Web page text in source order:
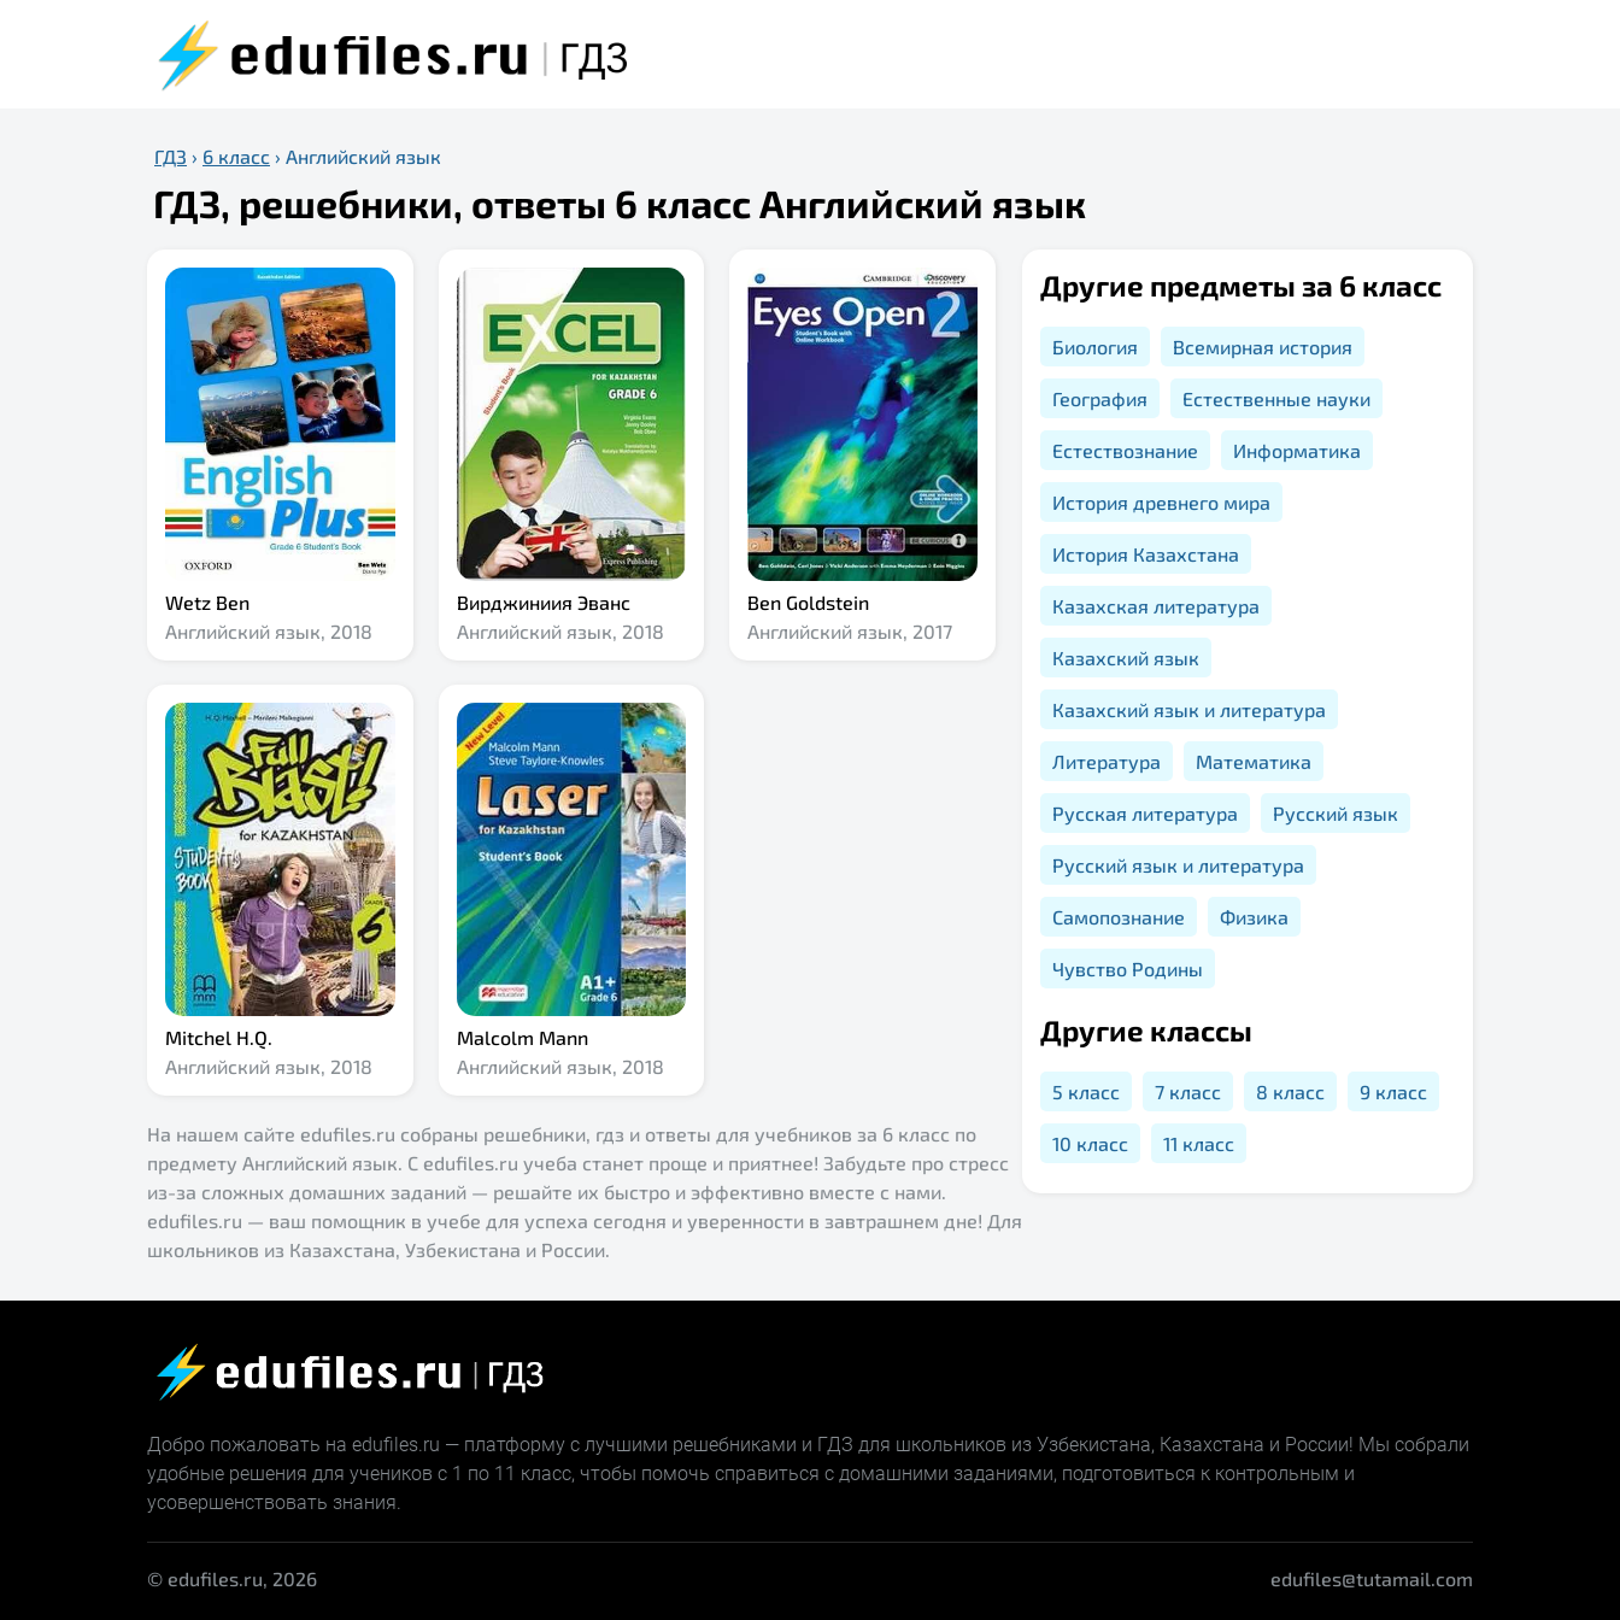
ГДЗ › 6 класс › Английский язык
ГДЗ, решебники, ответы 6 класс Английский язык
Wetz Ben
Английский язык, 2018
Вирджиниия Эванс
Английский язык, 2018
Ben Goldstein
Английский язык, 2017
Mitchel H.Q.
Английский язык, 2018
Malcolm Mann
Английский язык, 2018
На нашем сайте edufiles.ru собраны решебники, гдз и ответы для учебников за 6 класс по
предмету Английский язык. С edufiles.ru учеба станет проще и приятнее! Забудьте про стресс
из-за сложных домашних заданий — решайте их быстро и эффективно вместе с нами.
edufiles.ru — ваш помощник в учебе для успеха сегодня и уверенности в завтрашнем дне! Для
школьников из Казахстана, Узбекистана и России.
Другие предметы за 6 класс
Биология Всемирная история
География Естественные науки
Естествознание Информатика
История древнего мира
История Казахстана
Казахская литература
Казахский язык
Казахский язык и литература
Литература Математика
Русская литература Русский язык
Русский язык и литература
Самопознание Физика
Чувство Родины
Другие классы
5 класс 7 класс 8 класс 9 класс
10 класс 11 класс
Добро пожаловать на edufiles.ru — платформу с лучшими решебниками и ГДЗ для школьников из Узбекистана, Казахстана и России! Мы собрали
удобные решения для учеников с 1 по 11 класс, чтобы помочь справиться с домашними заданиями, подготовиться к контрольным и
усовершенствовать знания.
© edufiles.ru, 2026 edufiles@tutamail.com